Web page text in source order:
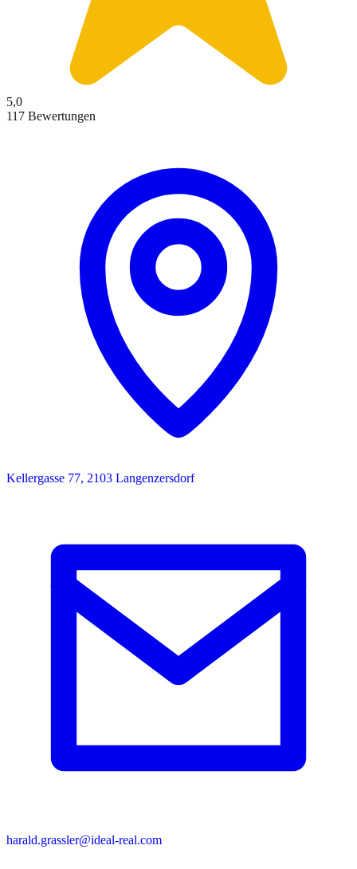
5,0
117 Bewertungen
Kellergasse 77, 2103 Langenzersdorf
harald.grassler@ideal-real.com